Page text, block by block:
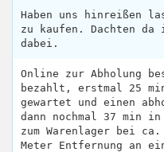
Haben uns hinreißen
zu kaufen. Dachten
dabei.
Online zur Abholung
bezahlt, erstmal 25
gewartet und einen
dann nochmal 37 min
zum Warenlager bei
Meter Entfernung an